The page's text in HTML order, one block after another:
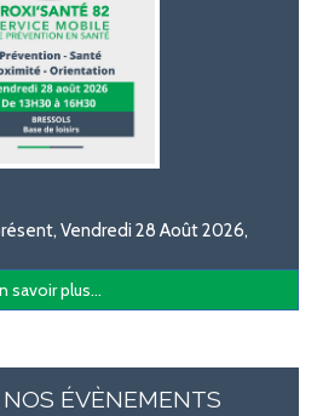
Vendredi 28 Août 2026,
savoir plus...
ÉVÈNEMENTS